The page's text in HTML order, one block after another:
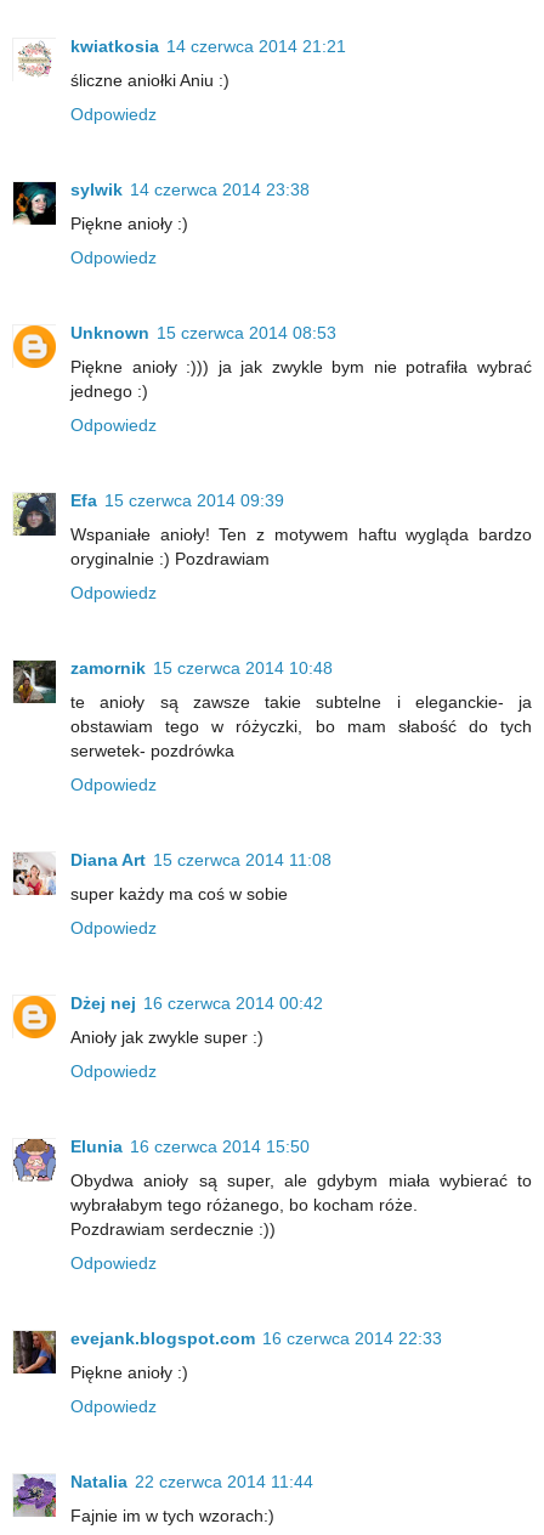
kwiatkosia 14 czerwca 2014 21:21
śliczne aniołki Aniu :)
Odpowiedz
sylwik 14 czerwca 2014 23:38
Piękne anioły :)
Odpowiedz
Unknown 15 czerwca 2014 08:53
Piękne anioły :))) ja jak zwykle bym nie potrafiła wybrać
jednego :)
Odpowiedz
Efa 15 czerwca 2014 09:39
Wspaniałe anioły! Ten z motywem haftu wygląda bardzo
oryginalnie :) Pozdrawiam
Odpowiedz
zamornik 15 czerwca 2014 10:48
te anioły są zawsze takie subtelne i eleganckie- ja
obstawiam tego w różyczki, bo mam słabość do tych
serwetek- pozdrówka
Odpowiedz
Diana Art 15 czerwca 2014 11:08
super każdy ma coś w sobie
Odpowiedz
Dżej nej 16 czerwca 2014 00:42
Anioły jak zwykle super :)
Odpowiedz
Elunia 16 czerwca 2014 15:50
Obydwa anioły są super, ale gdybym miała wybierać to
wybrałabym tego różanego, bo kocham róże.
Pozdrawiam serdecznie :))
Odpowiedz
evejank.blogspot.com 16 czerwca 2014 22:33
Piękne anioły :)
Odpowiedz
Natalia 22 czerwca 2014 11:44
Fajnie im w tych wzorach:)